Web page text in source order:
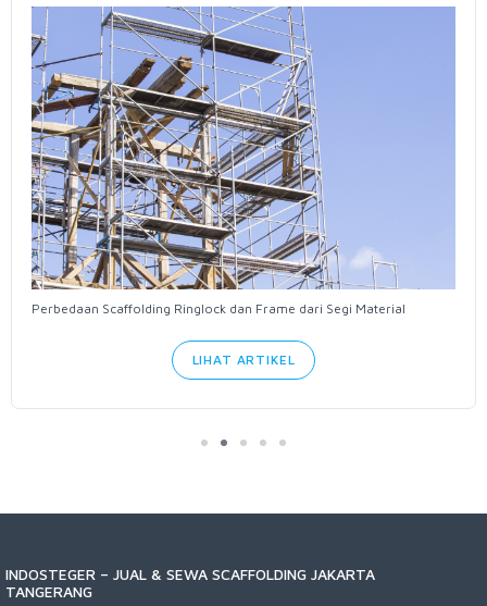
Perbedaan Scaffolding Ringlock dan Frame dari Segi Material
LIHAT ARTIKEL
INDOSTEGER – JUAL & SEWA SCAFFOLDING JAKARTA
TANGERANG